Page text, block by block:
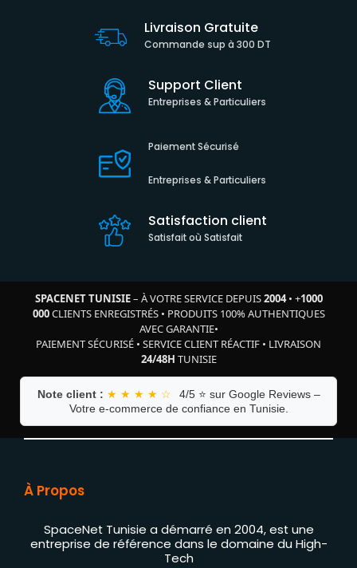
Livraison Gratuite
Commande sup à 300 DT
Support Client
Entreprises & Particuliers
Paiement Sécurisé
Entreprises & Particuliers
Satisfaction client
Satisfait où Satisfait
SPACENET TUNISIE– À VOTRE SERVICE DEPUIS2004• +1000
000CLIENTS ENREGISTRÉS• PRODUITS 100% AUTHENTIQUES
AVEC GARANTIE•
PAIEMENT SÉCURISÉ • SERVICE CLIENT RÉACTIF • LIVRAISON
24/48H TUNISIE
Note client : ★ ★ ★ ★ ☆
4/5 ⭐ sur Google Reviews –
Votre e-commerce de confiance en Tunisie.
À Propos
SpaceNet Tunisie a démarré en 2004, est une
entreprise de référence dans le domaine du High-
Tech